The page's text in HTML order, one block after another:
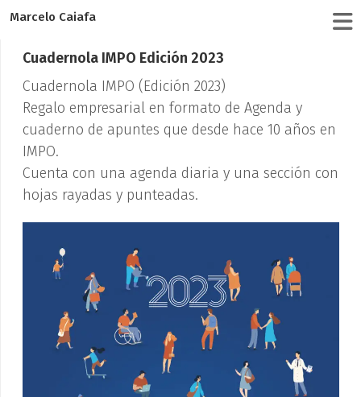
Marcelo Caiafa
Cuadernola IMPO Edición 2023
Cuadernola IMPO (Edición 2023)
Regalo empresarial en formato de Agenda y
cuaderno de apuntes que desde hace 10 años en
IMPO.
Cuenta con una agenda diaria y una sección con
hojas rayadas y punteadas.